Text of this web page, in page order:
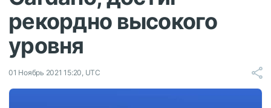
рекордно высокого
уровня
01 Ноябрь 2021 15:20, UTC